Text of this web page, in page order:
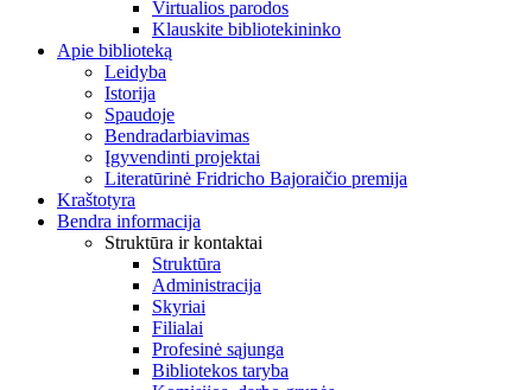
Virtualios parodos
Klauskite bibliotekininko
Apie biblioteką
Leidyba
Istorija
Spaudoje
Bendradarbiavimas
Įgyvendinti projektai
Literatūrinė Fridricho Bajoraičio premija
Kraštotyra
Bendra informacija
Struktūra ir kontaktai
Struktūra
Administracija
Skyriai
Filialai
Profesinė sąjunga
Bibliotekos taryba